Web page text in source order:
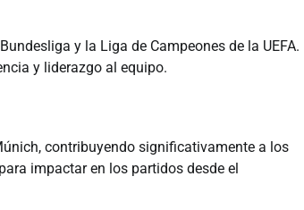
y la Liga de Campeones de la UEFA.
y liderazgo al equipo.
contribuyendo significativamente a los
impactar en los partidos desde el